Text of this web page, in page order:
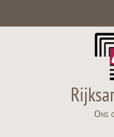
Ons